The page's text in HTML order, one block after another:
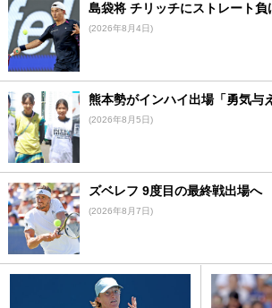
島袋将 チリッチにストレート負
(2026年8月4日)
熊本勢がインハイ出場「勇気与
(2026年8月5日)
ズベレフ 9度目の最終戦出場へ
(2026年8月7日)